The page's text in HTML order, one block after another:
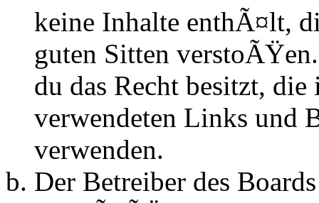
keine Inhalte enthÃ¤lt,
guten Sitten
du das Recht besitzt,
verwendeten Links und
verwenden.
Der Betreiber des